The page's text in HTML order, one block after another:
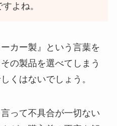
よね。
カー製』という言葉を
の製品を選べてしまう
くはないでしょう。
って不具合が一切ない